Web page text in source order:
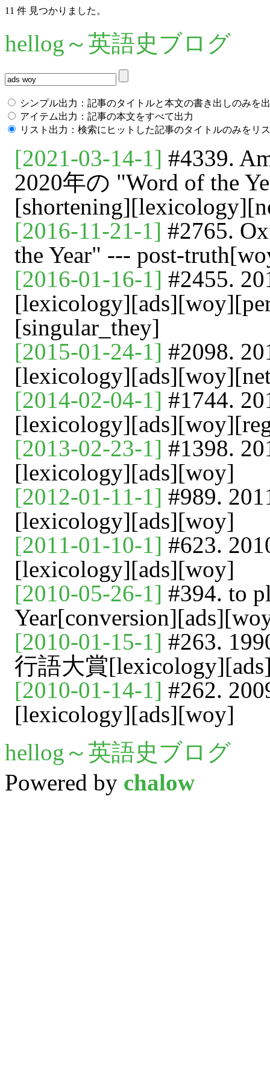
11 件 見つかりました。
hellog～英語史ブログ
シンプル出力：記事のタイトルと本文の書き出しのみを
アイテム出力：記事の本文をすべて出力
リスト出力：検索にヒットした記事のタイトルのみをリ
[2021-03-14-1] #4339.
2020年の "Word of the
[2016-11-21-1] #2765.
the Year" --- post-
[2016-01-16-1] #2455.
[singular_they]
[2015-01-24-1] #2098.
[2014-02-04-1] #1744.
[2013-02-23-1] #1398.
[lexicology][ads][woy]
[2012-01-11-1] #989.
[lexicology][ads][woy]
[2011-01-10-1] #623.
[lexicology][ads][woy]
[2010-05-26-1] #394. to
[2010-01-15-1] #263.
行語大賞
[2010-01-14-1] #262.
[lexicology][ads][woy]
hellog～英語史ブログ
Powered by chalow